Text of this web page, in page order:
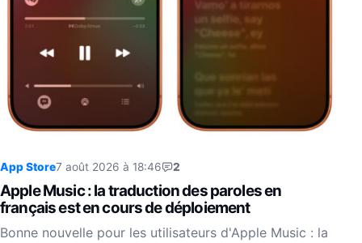
App Store7 août 2026 à 18:46 2
Apple Music : la traduction des paroles en
français est en cours de déploiement
Bonne nouvelle pour les utilisateurs d'Apple Music : la